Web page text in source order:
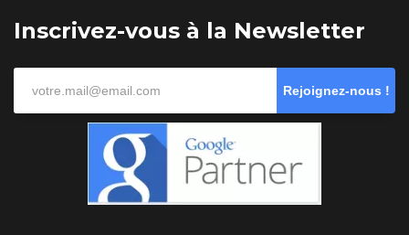
Inscrivez-vous à la Newsletter
Rejoignez-nous !